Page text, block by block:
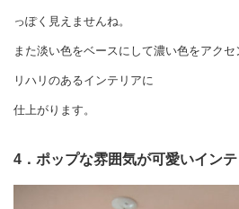
っぽく見えませんね。
また淡い色をベースにして濃い色をアク
リハリのあるインテリアに
仕上がります。
4．ポップな雰囲気が可愛いイン